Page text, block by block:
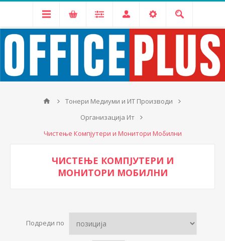
Тонери Медиуми и ИТ Производи
Организација Ит
Чистење Компјутери и Монитори Мобилни
ЧИСТЕЊЕ КОМПЈУТЕРИ И
МОНИТОРИ МОБИЛНИ
Подреди по